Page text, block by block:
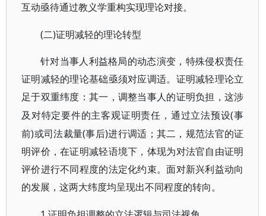
互动亟待通过教义学重构实现理论对接。
(二)证明减轻的理论转型
针对当事人利益格局的动态演变，特殊侵权责任
证明减轻的理论基础亟须对应调适。证明减轻理论立
足于双重纬度：其一，调整当事人的证明负担，这涉
及对特定要件的主客观证明责任，通过立法预设(事
前)或司法裁量(事后)进行调适；其二，规范法官的证
明评价，在证明减轻语境下，体现为对法官自由证明
评价进行不同程度的法定化约束。面对新兴利益动向
的发展，这两大纬度均呈现出不同程度的转向。